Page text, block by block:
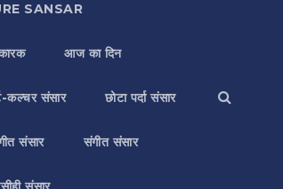
SANSAR
आज का दिन
कल्चर संसार छोटा पर्दा संसार
संसार संगीत संसार